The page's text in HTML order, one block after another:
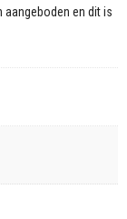
en dit is